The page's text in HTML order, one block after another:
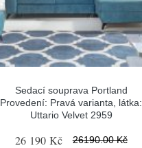
Sedací souprava Portland
Provedení: Pravá varianta, látka:
Uttario Velvet 2959
26 190 Kč 26190.00 Kč